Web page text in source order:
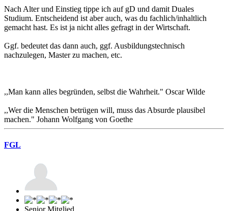
Nach Alter und Einstieg tippe ich auf gD und damit Duales
Studium. Entscheidend ist aber auch, was du fachlich/inhaltlich
gemacht hast. Es ist ja nicht alles gefragt in der Wirtschaft.
Ggf. bedeutet das dann auch, ggf. Ausbildungstechnisch
nachzulegen, Master zu machen, etc.
,,Man kann alles begründen, selbst die Wahrheit." Oscar Wilde
,,Wer die Menschen betrügen will, muss das Absurde plausibel
machen." Johann Wolfgang von Goethe
FGL
Senior Mitglied